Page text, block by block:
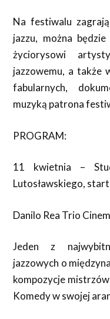
Na festiwalu
jazzu, można
życiorysowi
jazzowemu, a także
fabularnych,
muzyką patrona
PROGRAM:
11 kwietnia –
Lutosławskiego,
Danilo Rea Trio
Jeden z
jazzowych o
kompozycje
Komedy w swojej